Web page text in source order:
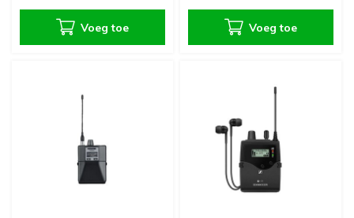
Voeg toe Voeg toe